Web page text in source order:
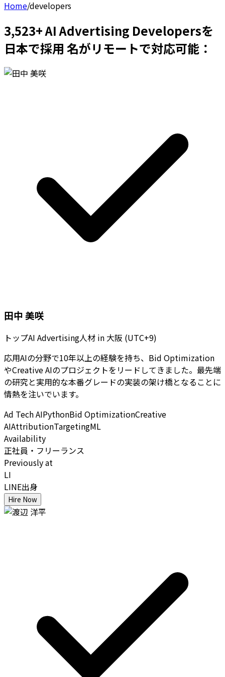
Home/developers
3,523+ AI Advertising Developersを
日本で採用 名がリモートで対応可能：
田中 美咲
トップAI Advertising人材 in 大阪 (UTC+9)
応用AIの分野で10年以上の経験を持ち、Bid Optimization
やCreative AIのプロジェクトをリードしてきました。最先端
の研究と実用的な本番グレードの実装の架け橋となることに
情熱を注いでいます。
Ad Tech AIPythonBid OptimizationCreative
AIAttributionTargetingML
Availability
正社員・フリーランス
Previously at
LI
LINE出身
Hire Now